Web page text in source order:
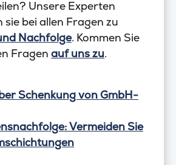
Unsere Experten
bei allen Fragen zu
Nachfolge. Kommen Sie
Fragen auf uns zu.
Schenkung von GmbH-
Vermeiden Sie